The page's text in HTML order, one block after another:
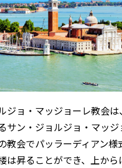
ジョ・マッジョーレ教会
サン・ジョルジョ・マッジ
教会でパッラーディアン様
は昇ることができ、上か